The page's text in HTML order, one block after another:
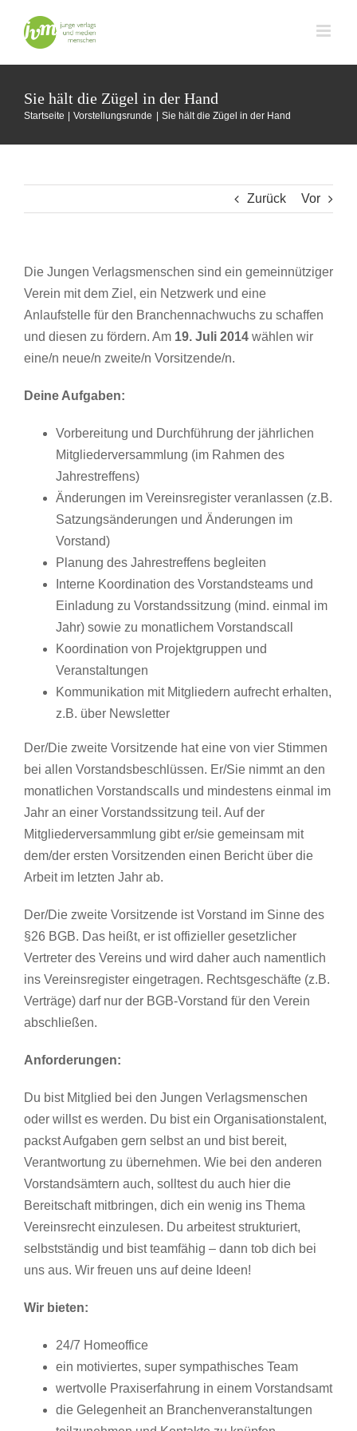
Inhalt
springen
Sie hält die Zügel in der Hand
Startseite Vorstellungsrunde Sie hält die Zügel in der Hand
Zurück Vor
Die Jungen Verlagsmenschen sind ein gemeinnütziger
Verein mit dem Ziel, ein Netzwerk und eine
Anlaufstelle für den Branchennachwuchs zu schaffen
und diesen zu fördern. Am 19. Juli 2014 wählen wir
eine/n neue/n zweite/n Vorsitzende/n.
Deine Aufgaben:
Vorbereitung und Durchführung der jährlichen
Mitgliederversammlung (im Rahmen des
Jahrestreffens)
Änderungen im Vereinsregister veranlassen (z.B.
Satzungsänderungen und Änderungen im
Vorstand)
Planung des Jahrestreffens begleiten
Interne Koordination des Vorstandsteams und
Einladung zu Vorstandssitzung (mind. einmal im
Jahr) sowie zu monatlichem Vorstandscall
Koordination von Projektgruppen und
Veranstaltungen
Kommunikation mit Mitgliedern aufrecht erhalten,
z.B. über Newsletter
Der/Die zweite Vorsitzende hat eine von vier Stimmen
bei allen Vorstandsbeschlüssen. Er/Sie nimmt an den
monatlichen Vorstandscalls und mindestens einmal im
Jahr an einer Vorstandssitzung teil. Auf der
Mitgliederversammlung gibt er/sie gemeinsam mit
dem/der ersten Vorsitzenden einen Bericht über die
Arbeit im letzten Jahr ab.
Der/Die zweite Vorsitzende ist Vorstand im Sinne des
§26 BGB. Das heißt, er ist offizieller gesetzlicher
Vertreter des Vereins und wird daher auch namentlich
ins Vereinsregister eingetragen. Rechtsgeschäfte (z.B.
Verträge) darf nur der BGB-Vorstand für den Verein
abschließen.
Anforderungen:
Du bist Mitglied bei den Jungen Verlagsmenschen
oder willst es werden. Du bist ein Organisationstalent,
packst Aufgaben gern selbst an und bist bereit,
Verantwortung zu übernehmen. Wie bei den anderen
Vorstandsämtern auch, solltest du auch hier die
Bereitschaft mitbringen, dich ein wenig ins Thema
Vereinsrecht einzulesen. Du arbeitest strukturiert,
selbstständig und bist teamfähig – dann tob dich bei
uns aus. Wir freuen uns auf deine Ideen!
Wir bieten:
24/7 Homeoffice
ein motiviertes, super sympathisches Team
wertvolle Praxiserfahrung in einem Vorstandsamt
die Gelegenheit an Branchenveranstaltungen